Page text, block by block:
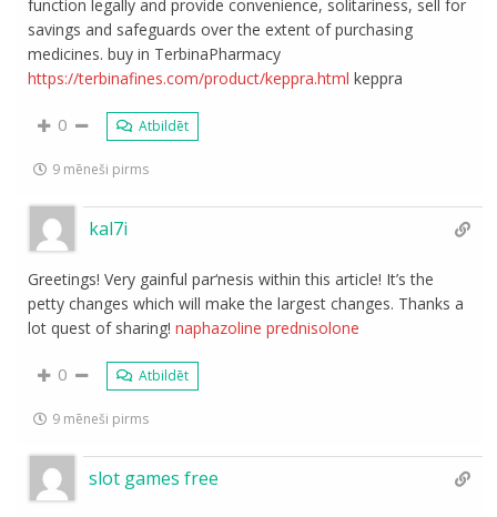
function legally and provide convenience, solitariness, sell for
savings and safeguards over the extent of purchasing
medicines. buy in TerbinaPharmacy
https://terbinafines.com/product/keppra.html keppra
0 Atbildēt
9 mēneši pirms
kal7i
Greetings! Very gainful par‘nesis within this article! It’s the
petty changes which will make the largest changes. Thanks a
lot quest of sharing!naphazoline prednisolone
0 Atbildēt
9 mēneši pirms
slot games free